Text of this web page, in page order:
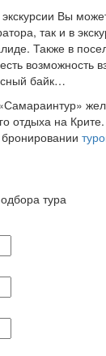
Вы
так и в
Также в
возможность
байк…
отдыха на
тура